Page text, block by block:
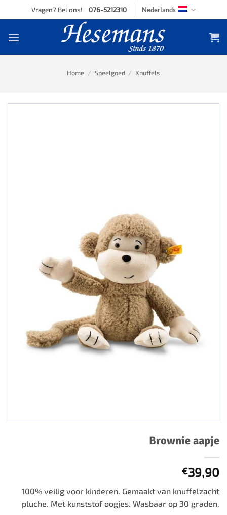
to
Vragen? Bel ons! 076-5212310 Nederlands
Home / Speelgoed / Knuffels
Brownie aapje
€39,90
100% veilig voor kinderen. Gemaakt van knuffelzacht
pluche. Met kunststof oogjes. Wasbaar op 30 graden.